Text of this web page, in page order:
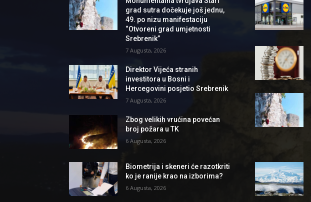
grad sutra dočekuje još jednu,
49. po nizu manifestaciju
“Otvoreni grad umjetnosti
Srebrenik”
7 Augusta, 2026
Direktor Vijeća stranih
investitora u Bosni i
Hercegovini posjetio Srebrenik
7 Augusta, 2026
Zbog velikih vrućina povećan
broj požara u TK
6 Augusta, 2026
Biometrija i skeneri će razotkriti
ko je ranije krao na izborima?
6 Augusta, 2026